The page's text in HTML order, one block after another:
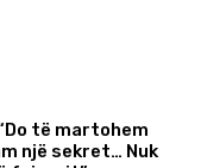
të martohem
një sekret… Nuk